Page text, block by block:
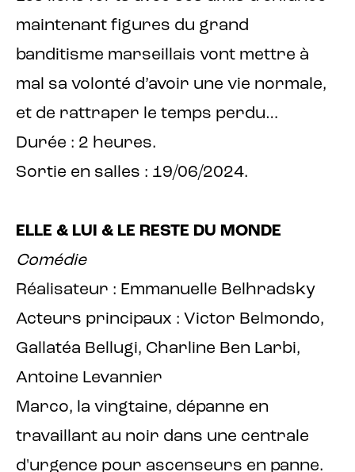
maintenant figures du grand
banditisme marseillais vont mettre à
mal sa volonté d’avoir une vie normale,
et de rattraper le temps perdu…
Durée : 2 heures.
Sortie en salles : 19/06/2024.
ELLE & LUI & LE RESTE DU MONDE
Comédie
Réalisateur : Emmanuelle Belhradsky
Acteurs principaux : Victor Belmondo,
Gallatéa Bellugi, Charline Ben Larbi,
Antoine Levannier
Marco, la vingtaine, dépanne en
travaillant au noir dans une centrale
d'urgence pour ascenseurs en panne.